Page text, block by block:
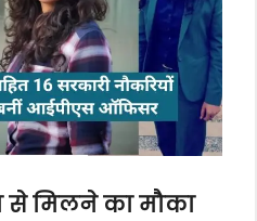
मिलने का मौका